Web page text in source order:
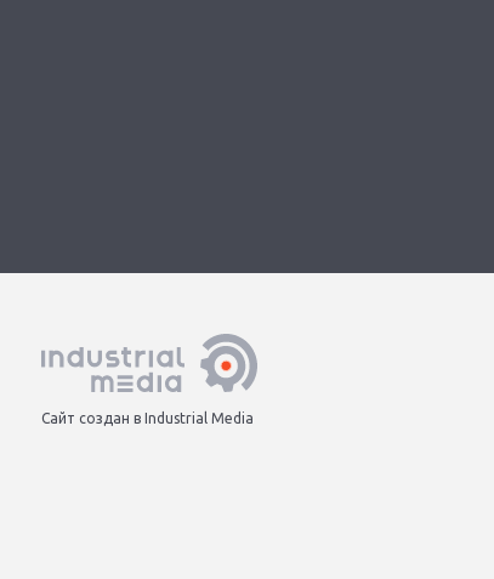
Сайт создан в Industrial Media